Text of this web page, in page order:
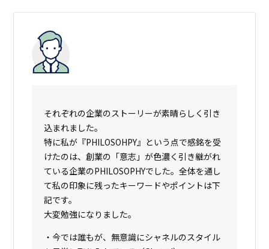
それぞれの企業のストーリーが素晴らしく引き
込まれました。
特に私が『PHILOSOHPY』という点で感銘を受
けたのは、創業の「意志」が色濃く引き継がれ
ている企業のPHILOSOPHYでした。全体を通し
て私の印象に残ったキーワードやポイントは下
記です。
大変勉強になりました。
・今では誰もが、無意識にシャネルのスタイル